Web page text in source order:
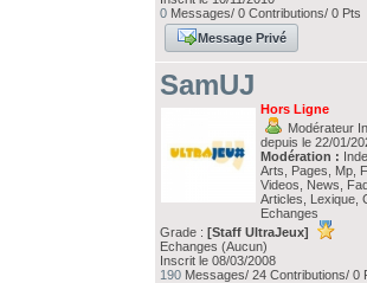
0 Messages/ 0 Contributions/ 0 Pts
Message Privé
SamUJ
Hors Ligne
Modérateur
depuis le 22/01/
Modération :
Arts, Pages, Mp,
Videos, News,
Articles, Lexique,
Echanges
Grade :[Staff UltraJeux]
Echanges (Aucun)
Inscrit le 08/03/2008
190 Messages/ 24 Contributions/ 0